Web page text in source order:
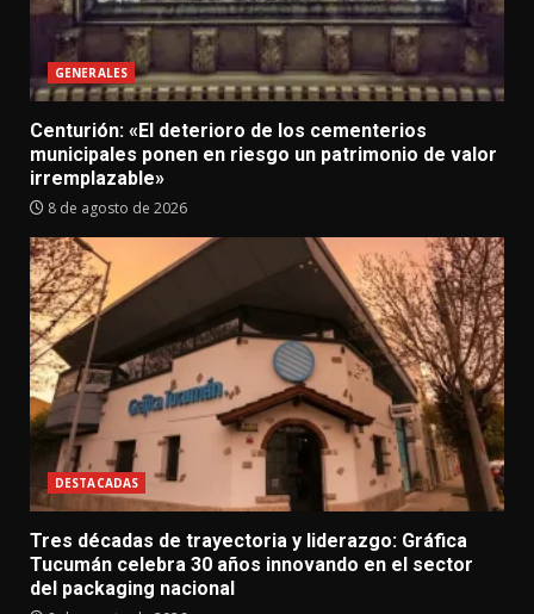
GENERALES
Centurión: «El deterioro de los cementerios
municipales ponen en riesgo un patrimonio de valor
irremplazable»
8 de agosto de 2026
DESTACADAS
Tres décadas de trayectoria y liderazgo: Gráfica
Tucumán celebra 30 años innovando en el sector
del packaging nacional